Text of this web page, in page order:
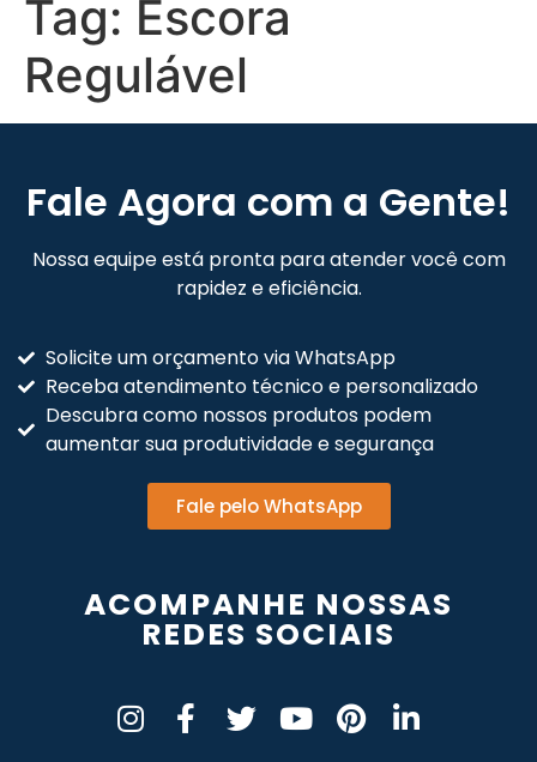
Tag: Escora
Regulável
Fale Agora com a Gente!
Nossa equipe está pronta para atender você com
rapidez e eficiência.
Solicite um orçamento via WhatsApp
Receba atendimento técnico e personalizado
Descubra como nossos produtos podem
aumentar sua produtividade e segurança
Fale pelo WhatsApp
ACOMPANHE NOSSAS
REDES SOCIAIS